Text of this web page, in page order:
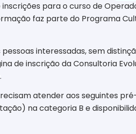
para o curso de
faz parte do Programa
interessadas, sem
de inscrição da Consultoria
atender aos seguintes
na categoria B e